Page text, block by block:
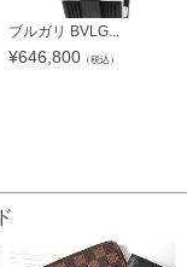
ブルガリ BVLG...
¥646,800 （税込）